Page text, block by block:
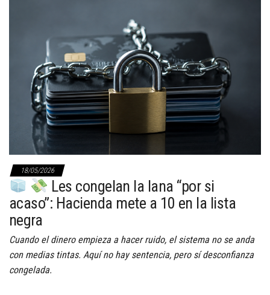
18/05/2026
Les congelan la lana “por si
acaso”: Hacienda mete a 10 en la lista
negra
Cuando el dinero empieza a hacer ruido, el sistema no se anda
con medias tintas. Aquí no hay sentencia, pero sí desconfianza
congelada.